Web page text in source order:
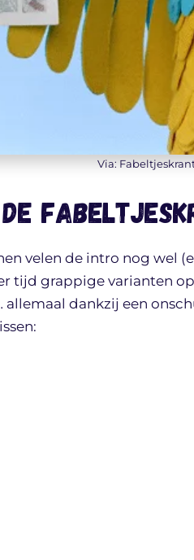
Via:
velen de intro nog wel
tijd grappige varianten
dankzij een